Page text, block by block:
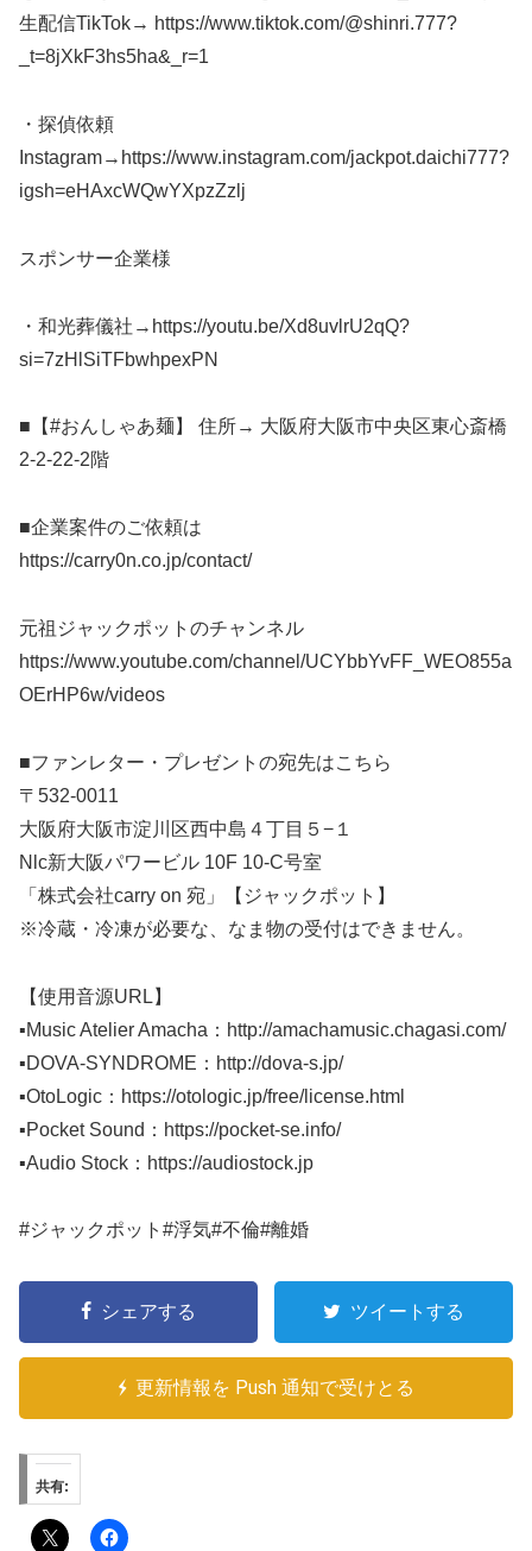
生配信TikTok→ https://www.tiktok.com/@shinri.777?
_t=8jXkF3hs5ha&_r=1
・探偵依頼
Instagram→https://www.instagram.com/jackpot.daichi777?
igsh=eHAxcWQwYXpzZzlj
スポンサー企業様
・和光葬儀社→https://youtu.be/Xd8uvlrU2qQ?
si=7zHlSiTFbwhpexPN
■【#おんしゃあ麺】 住所→ 大阪府大阪市中央区東心斎橋
2-2-22-2階
■企業案件のご依頼は
https://carry0n.co.jp/contact/
元祖ジャックポットのチャンネル
https://www.youtube.com/channel/UCYbbYvFF_WEO855a
OErHP6w/videos
■ファンレター・プレゼントの宛先はこちら
〒532-0011
大阪府大阪市淀川区西中島４丁目５−１
Nlc新大阪パワービル 10F 10-C号室
「株式会社carry on 宛」【ジャックポット】
※冷蔵・冷凍が必要な、なま物の受付はできません。
【使用音源URL】
▪️Music Atelier Amacha：http://amachamusic.chagasi.com/
▪️DOVA-SYNDROME：http://dova-s.jp/
▪️OtoLogic：https://otologic.jp/free/license.html
▪️Pocket Sound：https://pocket-se.info/
▪️Audio Stock：https://audiostock.jp
#ジャックポット#浮気#不倫#離婚
シェアする ツイートする
更新情報を Push 通知で受けとる
共有: